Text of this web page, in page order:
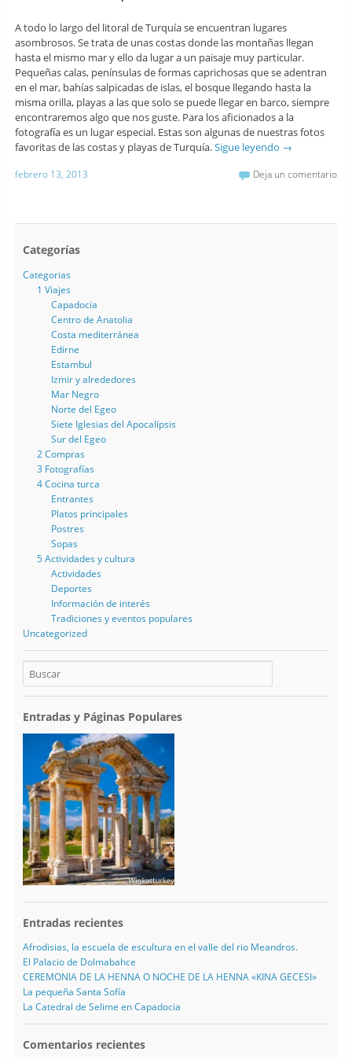
A todo lo largo del litoral de Turquía se encuentran lugares
asombrosos. Se trata de unas costas donde las montañas llegan
hasta el mismo mar y ello da lugar a un paisaje muy particular.
Pequeñas calas, penínsulas de formas caprichosas que se adentran
en el mar, bahías salpicadas de islas, el bosque llegando hasta la
misma orilla, playas a las que solo se puede llegar en barco, siempre
encontraremos algo que nos guste. Para los aficionados a la
fotografía es un lugar especial. Estas son algunas de nuestras fotos
favoritas de las costas y playas de Turquía.Sigue leyendo →
febrero 13, 2013 Deja un comentario
Categorías
Categorias
1 Viajes
Capadocia
Centro de Anatolia
Costa mediterránea
Edirne
Estambul
Izmir y alrededores
Mar Negro
Norte del Egeo
Siete Iglesias del Apocalípsis
Sur del Egeo
2 Compras
3 Fotografías
4 Cocina turca
Entrantes
Platos principales
Postres
Sopas
5 Actividades y cultura
Actividades
Deportes
Información de interés
Tradiciones y eventos populares
Uncategorized
Entradas y Páginas Populares
Entradas recientes
Afrodisias, la escuela de escultura en el valle del rio Meandros.
El Palacio de Dolmabahce
CEREMONIA DE LA HENNA O NOCHE DE LA HENNA «KINA GECESI»
La pequeña Santa Sofía
La Catedral de Selime en Capadocia
Comentarios recientes